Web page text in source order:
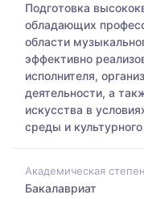
Подготовка
обладающих
области
эффективно
исполнителя,
деятельности, а
искусства в
среды и
Академическая
Бакалавриат